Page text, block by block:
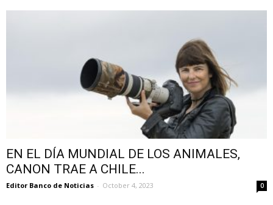
EN EL DÍA MUNDIAL DE LOS ANIMALES,
CANON TRAE A CHILE...
Editor Banco de Noticias - October 4, 2023 0